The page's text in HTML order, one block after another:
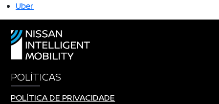
Uber
POLÍTICAS
POLÍTICA DE PRIVACIDADE